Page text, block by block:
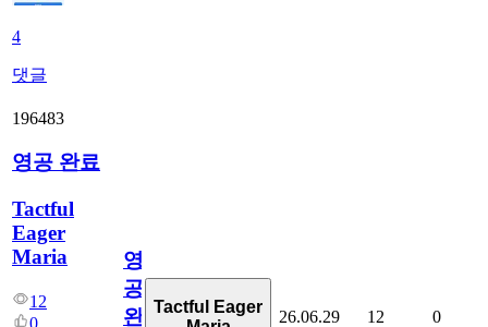
4
댓글
196483
영공 완료
Tactful
Eager
Maria
12
0
영
공
완
Tactful Eager
26.06.29 12 0